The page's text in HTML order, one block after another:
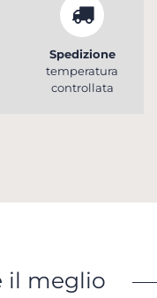
Spedizione
temperatura
controllata
il meglio